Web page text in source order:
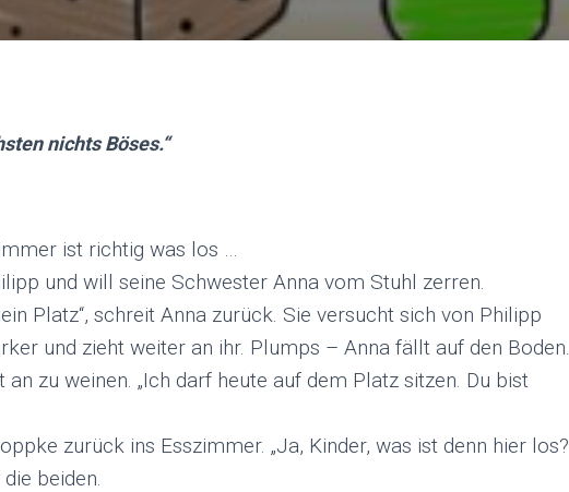
nichts Böses.“
ist richtig was los …
und will seine Schwester Anna vom Stuhl zerren.
Platz“, schreit Anna zurück. Sie versucht sich von Philipp
und zieht weiter an ihr. Plumps – Anna fällt auf den Boden.
an zu weinen. „Ich darf heute auf dem Platz sitzen. Du bist
zurück ins Esszimmer. „Ja, Kinder, was ist denn hier los?
beiden.